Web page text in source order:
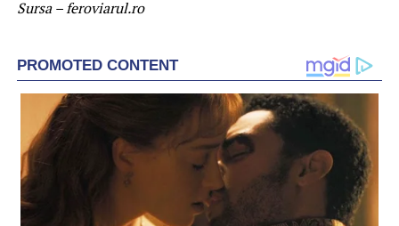
Sursa – feroviarul.ro